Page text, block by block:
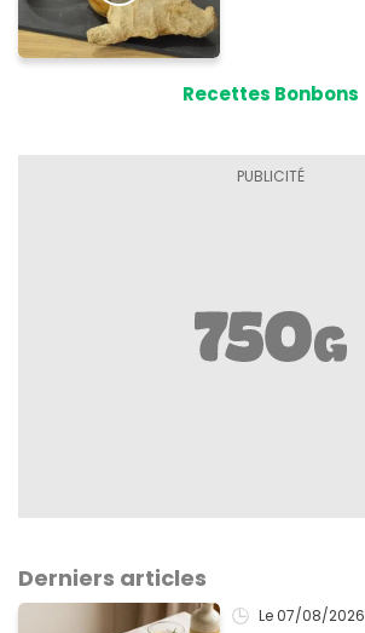
Recettes Bonbons
Derniers articles
Le 07/08/2026